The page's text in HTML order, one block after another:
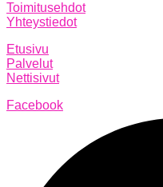
Toimitusehdot
Yhteystiedot
Etusivu
Palvelut
Nettisivut
Facebook